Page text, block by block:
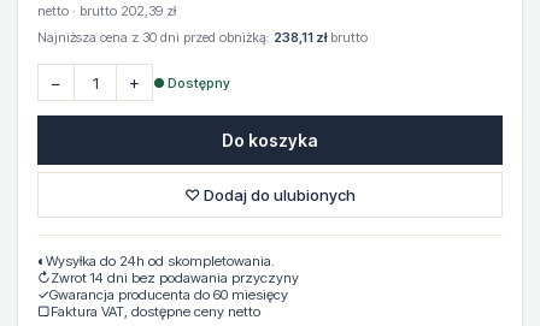
netto · brutto 202,39 zł
Najniższa cena z 30 dni przed obniżką: 238,11 złbrutto
− + ● Dostępny
Do koszyka
♡ Dodaj do ulubionych
◐ Wysyłka do 24h od skompletowania.
↻Zwrot 14 dni bez podawania przyczyny
✓Gwarancja producenta do 60 miesięcy
▢Faktura VAT, dostępne ceny netto